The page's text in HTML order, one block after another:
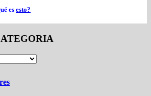
esesto?